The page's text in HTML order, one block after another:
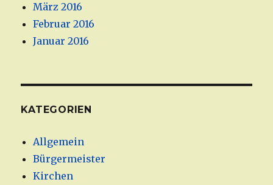
März 2016
Februar 2016
Januar 2016
KATEGORIEN
Allgemein
Bürgermeister
Kirchen